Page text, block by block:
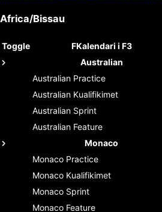
Africa/Bissau
Toggle FKalendari i F3
Australian
Australian Practice
Australian Kualifikimet
Australian Sprint
Australian Feature
Monaco
Monaco Practice
Monaco Kualifikimet
Monaco Sprint
Monaco Feature